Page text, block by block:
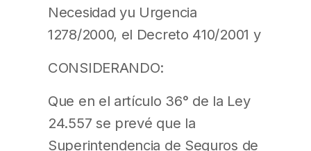
Necesidad yu Urgencia
1278/2000, el Decreto 410/2001 y
CONSIDERANDO:
Que en el artículo 36° de la Ley
24.557 se prevé que la
Superintendencia de Seguros de